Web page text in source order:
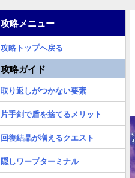
攻略メニュー
攻略トップへ戻る
攻略ガイド
取り返しがつかない要素
片手剣で盾を捨てるメリット
回復結晶が増えるクエスト
隠しワープターミナル